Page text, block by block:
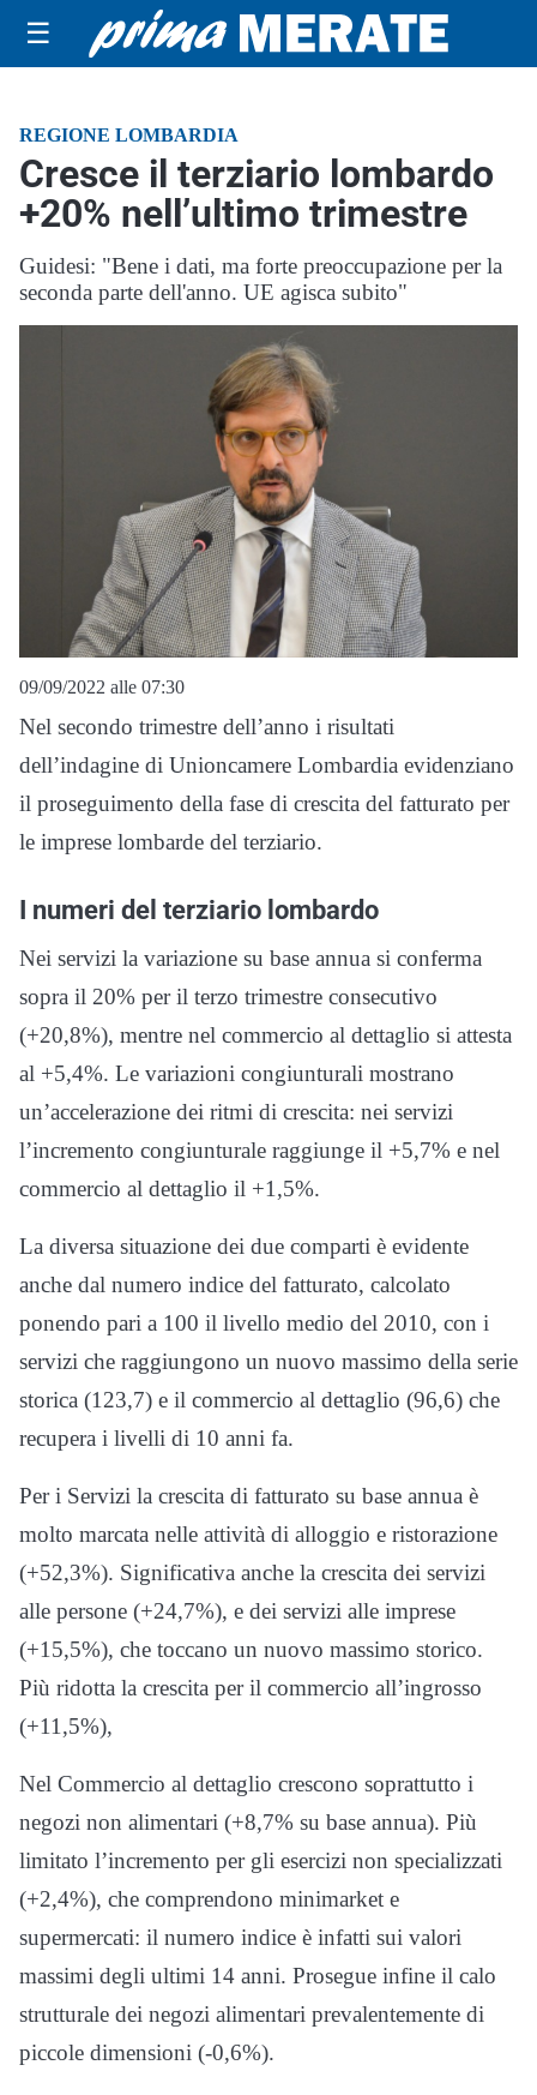
☰
REGIONE LOMBARDIA
Cresce il terziario lombardo
+20% nell’ultimo trimestre
Guidesi: "Bene i dati, ma forte preoccupazione per la
seconda parte dell'anno. UE agisca subito"
09/09/2022 alle 07:30
Nel secondo trimestre dell’anno i risultati
dell’indagine di Unioncamere Lombardia evidenziano
il proseguimento della fase di crescita del fatturato per
le imprese lombarde del terziario.
I numeri del terziario lombardo
Nei servizi la variazione su base annua si conferma
sopra il 20% per il terzo trimestre consecutivo
(+20,8%), mentre nel commercio al dettaglio si attesta
al +5,4%. Le variazioni congiunturali mostrano
un’accelerazione dei ritmi di crescita: nei servizi
l’incremento congiunturale raggiunge il +5,7% e nel
commercio al dettaglio il +1,5%.
La diversa situazione dei due comparti è evidente
anche dal numero indice del fatturato, calcolato
ponendo pari a 100 il livello medio del 2010, con i
servizi che raggiungono un nuovo massimo della serie
storica (123,7) e il commercio al dettaglio (96,6) che
recupera i livelli di 10 anni fa.
Per i Servizi la crescita di fatturato su base annua è
molto marcata nelle attività di alloggio e ristorazione
(+52,3%). Significativa anche la crescita dei servizi
alle persone (+24,7%), e dei servizi alle imprese
(+15,5%), che toccano un nuovo massimo storico.
Più ridotta la crescita per il commercio all’ingrosso
(+11,5%),
Nel Commercio al dettaglio crescono soprattutto i
negozi non alimentari (+8,7% su base annua). Più
limitato l’incremento per gli esercizi non specializzati
(+2,4%), che comprendono minimarket e
supermercati: il numero indice è infatti sui valori
massimi degli ultimi 14 anni. Prosegue infine il calo
strutturale dei negozi alimentari prevalentemente di
piccole dimensioni (-0,6%).